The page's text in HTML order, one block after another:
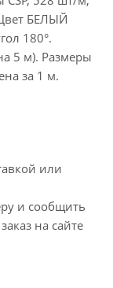
БЕЛЫЙ
180°.
5 м). Размеры
за 1 м.
или
и сообщить
на сайте